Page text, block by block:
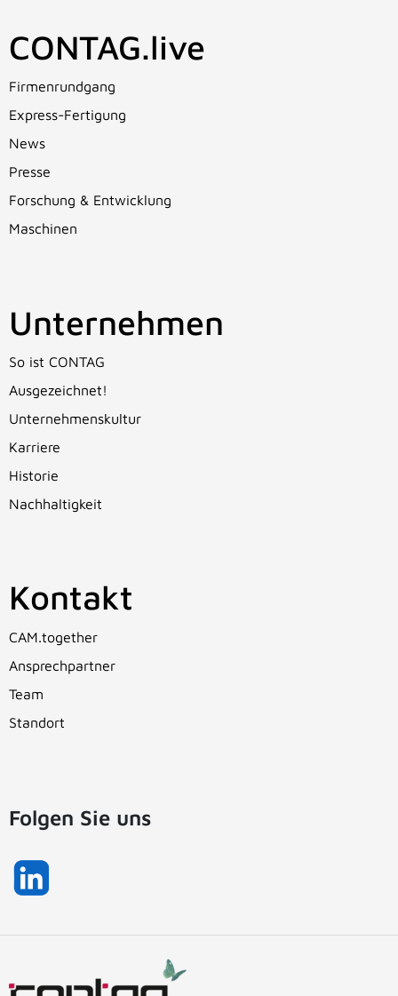
CONTAG.live
Firmenrundgang
Express-Fertigung
News
Presse
Forschung & Entwicklung
Maschinen
Unternehmen
So ist CONTAG
Ausgezeichnet!
Unternehmenskultur
Karriere
Historie
Nachhaltigkeit
Kontakt
CAM.together
Ansprechpartner
Team
Standort
Folgen Sie uns